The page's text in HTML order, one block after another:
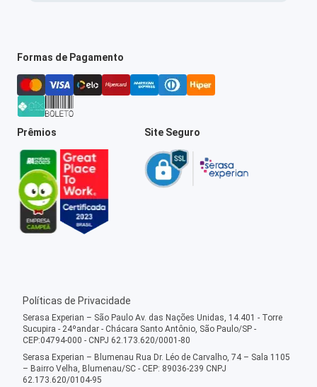
Formas de Pagamento
Prêmios Site Seguro
Políticas de Privacidade
Serasa Experian – São Paulo Av. das Nações Unidas, 14.401 - Torre
Sucupira - 24ºandar - Chácara Santo Antônio, São Paulo/SP -
CEP:04794-000 - CNPJ 62.173.620/0001-80
Serasa Experian – Blumenau Rua Dr. Léo de Carvalho, 74 – Sala 1105
– Bairro Velha, Blumenau/SC - CEP: 89036-239 CNPJ
62.173.620/0104-95